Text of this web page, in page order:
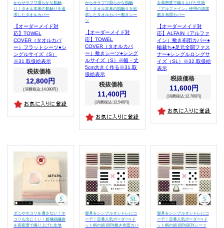
からサラフワ滑らかな肌触
り！タオル本来の肌触りを追
求したタオルカバー
【オーダーメイド対
応】TOWEL
COVER（タオルカバ
ー）フラットシーツ●シ
ングルサイズ（S）
※31.取扱絵表示
税抜価格
12,800円
(消費税込:14,080円)
からサラフワ滑らかな肌触
り！タオル本来の肌触りを追
求したタオルカバー敷きシー
ツ
【オーダーメイド対
応】TOWEL
COVER（タオルカバ
ー）敷きシーツ●シング
ルサイズ（S）※幅・丈
5cm大きく作る※31.取
扱絵表示
税抜価格
11,400円
(消費税込:12,540円)
を高密度で織り上げた生地
『アルファイン』使用の清潔
敷き布団カバー
【オーダーメイド対
応】ALFAIN（アルファ
イン）敷き布団カバー●
輪裁ち●足元全開ファス
ナー●シングルロングサ
イズ（SL）※32.取扱絵
表示
税抜価格
11,600円
(消費税込:12,760円)
ダニやホコリを通さない！ホ
コリも出にくい！超極細繊維
を高密度で織り上げた生地
寝具をシンプルオシャレにコ
ーデ！定番人気ボーダー×ド
ット柄の綿100%敷き布団カバ
寝具をシンプルオシャレにコ
ーデ！定番人気ボーダー×ド
ット柄の綿100%BOXシーツ